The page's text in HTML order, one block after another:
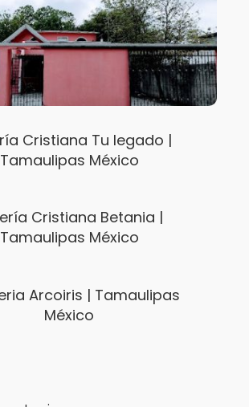
Cristiana Tu legado |
Tamaulipas México
Cristiana Betania |
Tamaulipas México
Arcoiris | Tamaulipas
México